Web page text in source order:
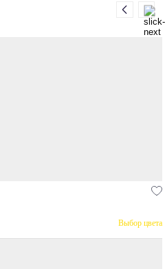
Выбор цвета